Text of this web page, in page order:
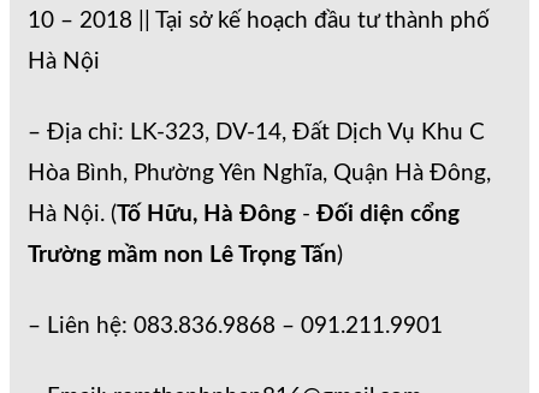
10 – 2018 || Tại sở kế hoạch đầu tư thành phố
Hà Nội
– Địa chỉ: LK-323, DV-14, Đất Dịch Vụ Khu C
Hòa Bình, Phường Yên Nghĩa, Quận Hà Đông,
Hà Nội. (Tố Hữu, Hà Đông - Đối diện cổng
Trường mầm non Lê Trọng Tấn)
– Liên hệ: 083.836.9868 – 091.211.9901